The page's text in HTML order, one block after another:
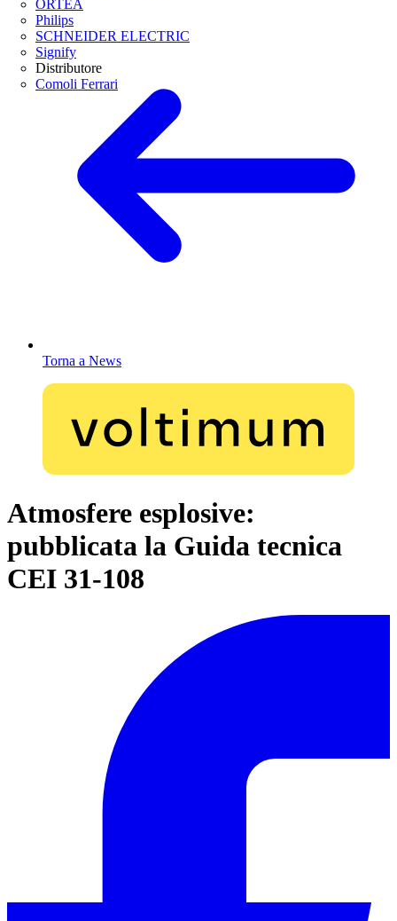
ORTEA
Philips
SCHNEIDER ELECTRIC
Signify
Distributore
Comoli Ferrari
Torna a News
Atmosfere esplosive:
pubblicata la Guida tecnica
CEI 31-108